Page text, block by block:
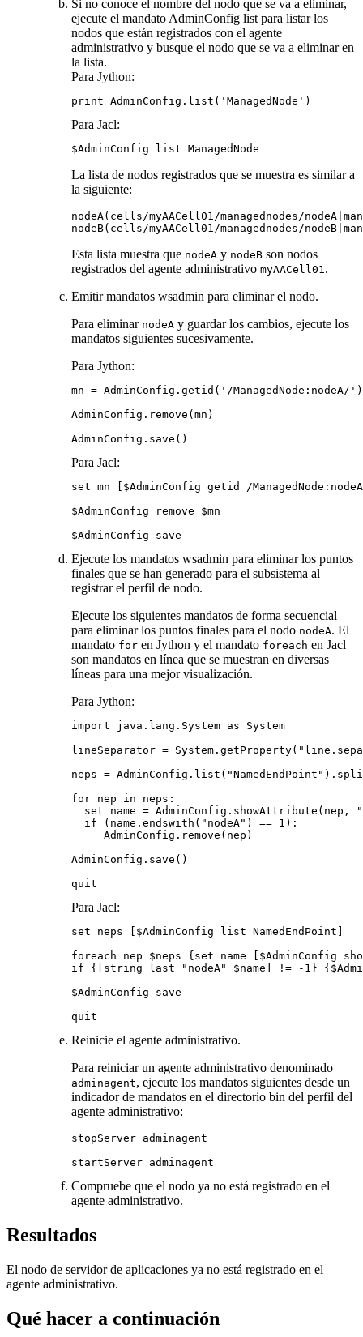
Si no conoce el nombre del nodo que se va a eliminar,
ejecute el mandato AdminConfig list para listar los
nodos que están registrados con el agente
administrativo y busque el nodo que se va a eliminar en
la lista.
Para Jython:
print AdminConfig.list('ManagedNode')
Para Jacl:
$AdminConfig list ManagedNode
La lista de nodos registrados que se muestra es similar a
la siguiente:
nodeA(cells/myAACell01/managednodes/
Esta lista muestra que nodeA y nodeB son nodos
registrados del agente administrativo myAACell01.
Emitir mandatos wsadmin para eliminar el nodo.
Para eliminar nodeA y guardar los cambios, ejecute los
mandatos siguientes sucesivamente.
Para Jython:
mn = AdminConfig.getid('/ManagedNode:nodeA/')
AdminConfig.remove(mn)
AdminConfig.save()
Para Jacl:
set mn [$AdminConfig getid /
$AdminConfig remove $mn
$AdminConfig save
Ejecute los mandatos wsadmin para eliminar los puntos
finales que se han generado para el subsistema al
registrar el perfil de nodo.
Ejecute los siguientes mandatos de forma secuencial
para eliminar los puntos finales para el nodo nodeA. El
mandato for en Jython y el mandato foreach en Jacl
son mandatos en línea que se muestran en diversas
líneas para una mejor visualización.
Para Jython:
import java.lang.System as System
lineSeparator =
neps =
for nep in neps:
set name = AdminConfig.showAttribute(nep,
  if (name.endswith("nodeA") == 1):
     AdminConfig.remove(nep)
AdminConfig.save()
quit
Para Jacl:
set neps [$AdminConfig list NamedEndPoint]
foreach nep $neps {set name [$AdminConfig
if {[string last "nodeA" $name] != -1}
$AdminConfig save
quit
Reinicie el agente administrativo.
Para reiniciar un agente administrativo denominado
adminagent, ejecute los mandatos siguientes desde un
indicador de mandatos en el directorio bin del perfil del
agente administrativo:
stopServer adminagent
startServer adminagent
Compruebe que el nodo ya no está registrado en el
agente administrativo.
Resultados
El nodo de servidor de aplicaciones ya no está registrado en el
agente administrativo.
Qué hacer a continuación